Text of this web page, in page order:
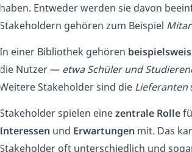
haben. Entweder werden sie davon
Stakeholdern gehören zum Beispiel
In einer Bibliothek gehören
die Nutzer — etwa Schüler und
Weitere Stakeholder sind die Lieferanten
Stakeholder spielen einezentrale Rolle
Interessen und Erwartungen mit. Das
Stakeholder oft unterschiedlich und